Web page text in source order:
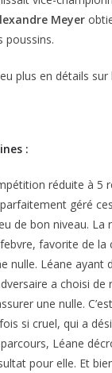
Meyer
poussins.
plus en détails
:
réduite à 5
géré
de bon niveau. La
favorite de la
nulle. Léane ayant
a choisi de
une nulle.
si cruel, qui a
Léane
pour elle. Et